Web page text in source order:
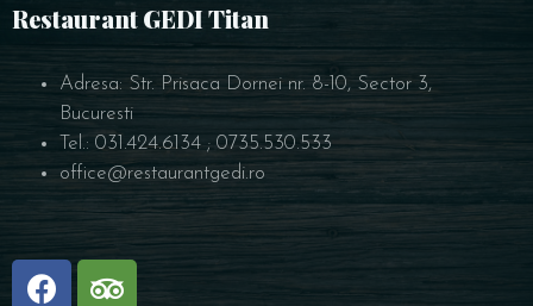
Restaurant GEDI Titan
Adresa: Str. Prisaca Dornei nr. 8-10, Sector 3,
Bucuresti
Tel.: 031.424.6134 ; 0735.530.533
office@restaurantgedi.ro